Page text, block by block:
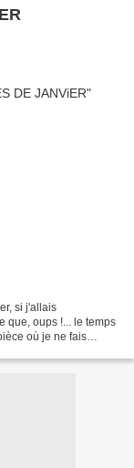
si j'allais
que, oups !... le temps
où je ne fais